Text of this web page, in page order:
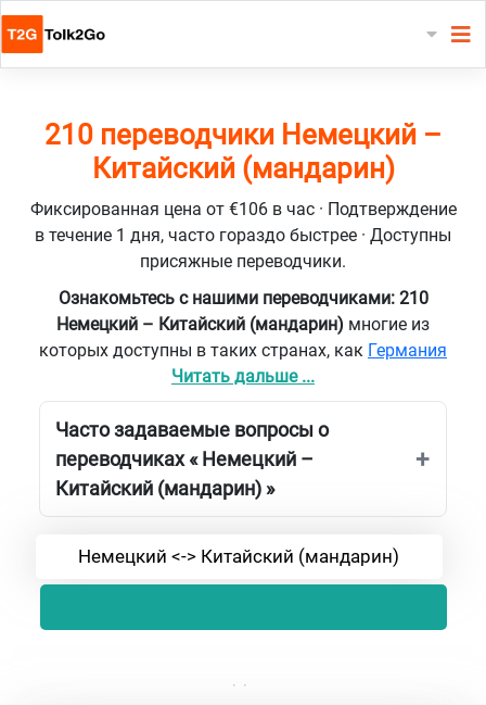
210 переводчики Немецкий –
Китайский (мандарин)
Фиксированная цена от €106 в час · Подтверждение
в течение 1 дня, часто гораздо быстрее · Доступны
присяжные переводчики.
Ознакомьтесь с нашими переводчиками: 210
Немецкий – Китайский (мандарин) многие из
которых доступны в таких странах, как Германия
Читать дальше ...
Часто задаваемые вопросы о
переводчиках « Немецкий –
Китайский (мандарин) »
Немецкий <-> Китайский (мандарин)